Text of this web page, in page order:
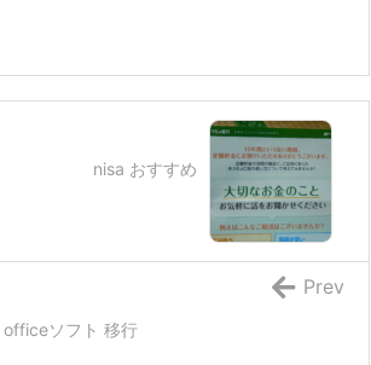
nisa おすすめ
officeソフト 移行
Prev